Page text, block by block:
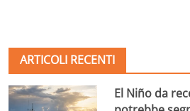
ARTICOLI RECENTI
El Niño da